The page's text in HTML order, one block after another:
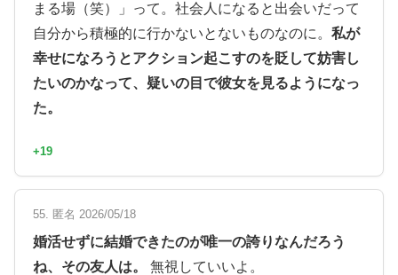
まる場（笑）」って。社会人になると出会いだって
自分から積極的に行かないとないものなのに。 私が
幸せになろうとアクション起こすのを貶して妨害し
たいのかなって、疑いの目で彼女を見るようになっ
た。
+19
55. 匿名 2026/05/18
婚活せずに結婚できたのが唯一の誇りなんだろう
ね、その友人は。
無視していいよ。